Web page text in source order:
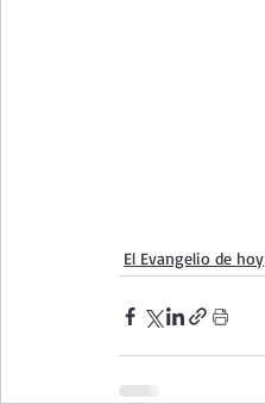
El Evangelio de hoy